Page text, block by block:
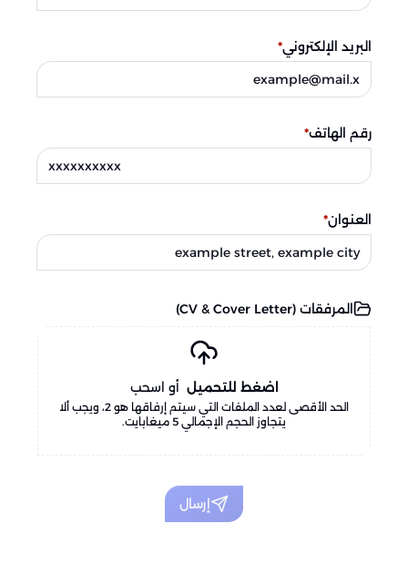
البريد الإلكتروني*
رقم الهاتف*
العنوان*
المرفقات (
CV & Cover Letter
)
اضغط للتحميل أو اسحب
الحد الأقصى لعدد الملفات التي سيتم إرفاقها هو 2، ويجب ألا
يتجاوز الحجم الإجمالي 5 ميغابايت.
إرسال